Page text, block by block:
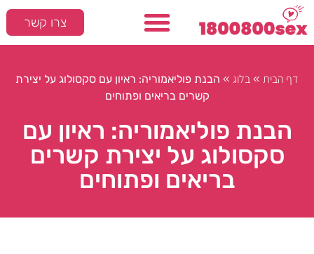
צרו קשר
דף הבית » בלוג » הבנת פוליאמוריה: ראיון עם סקסולוג על יצירת
קשרים בריאים ופתוחים
הבנת פוליאמוריה: ראיון עם
סקסולוג על יצירת קשרים
בריאים ופתוחים